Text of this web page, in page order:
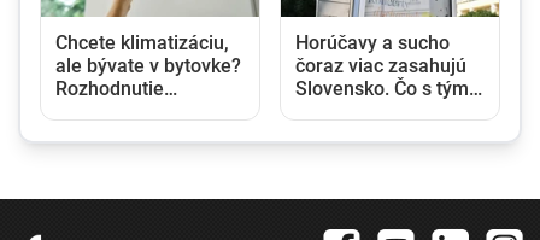
Chcete klimatizáciu,
ale bývate v bytovke?
Rozhodnutie
Horúčavy a sucho
čoraz viac zasahujú
Slovensko. Čo s tým